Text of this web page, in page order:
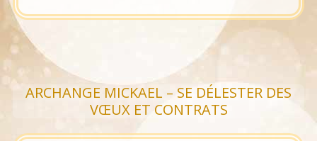
ARCHANGE MICKAEL – SE DÉLESTER DES
VŒUX ET CONTRATS